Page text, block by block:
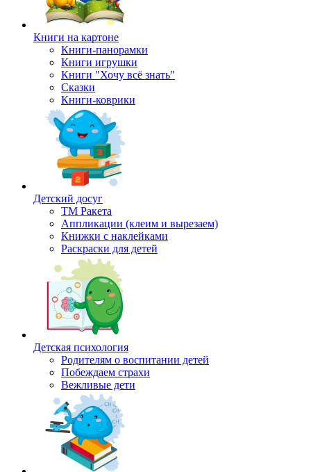
Книги на картоне
Книги-панорамки
Книги игрушки
Книги "Хочу всё знать"
Сказки
Книги-коврики
Детский досуг
ТМ Ракета
Аппликации (клеим и вырезаем)
Книжки с наклейками
Раскраски для детей
Детская психология
Родителям о воспитании детей
Побеждаем страхи
Вежливые дети